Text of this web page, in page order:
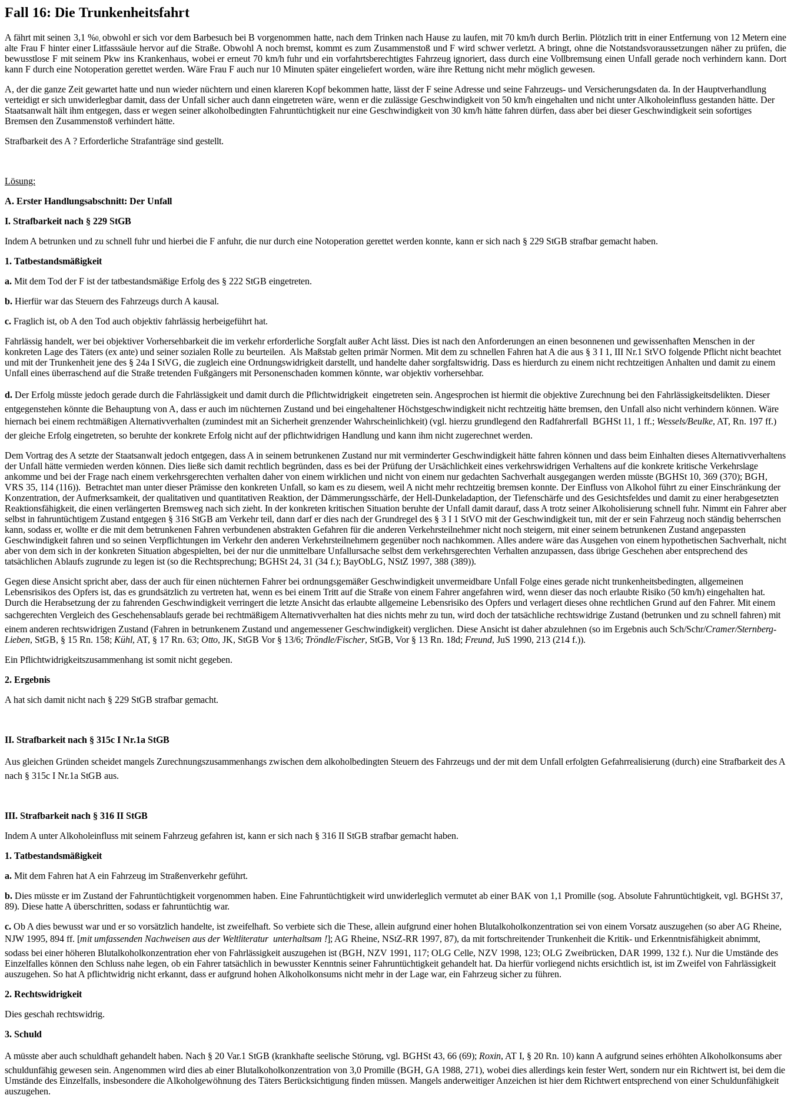
Fall 16: Die Trunkenheitsfahrt
A fährt mit seinen 3,1 %0,obwohl er sich vor dem Barbesuch bei B vorgenommen hatte, nach dem Trinken nach Hause zu laufen, mit 70 km/h durch Berlin. Plötzlich tritt in einer Entfernung von 12 Metern eine
alte Frau F hinter einer Litfasssäule hervor auf die Straße. Obwohl A noch bremst, kommt es zum Zusammenstoß und F wird schwer verletzt. A bringt, ohne die Notstandsvoraussetzungen näher zu prüfen, die
bewusstlose F mit seinem Pkw ins Krankenhaus, wobei er erneut 70 km/h fuhr und ein vorfahrtsberechtigtes Fahrzeug ignoriert, dass durch eine Vollbremsung einen Unfall gerade noch verhindern kann. Dort
kann F durch eine Notoperation gerettet werden. Wäre Frau F auch nur 10 Minuten später eingeliefert worden, wäre ihre Rettung nicht mehr möglich gewesen.
A, der die ganze Zeit gewartet hatte und nun wieder nüchtern und einen klareren Kopf bekommen hatte, lässt der F seine Adresse und seine Fahrzeugs- und Versicherungsdaten da. In der Hauptverhandlung
verteidigt er sich unwiderlegbar damit, dass der Unfall sicher auch dann eingetreten wäre, wenn er die zulässige Geschwindigkeit von 50 km/h eingehalten und nicht unter Alkoholeinfluss gestanden hätte. Der
Staatsanwalt hält ihm entgegen, dass er wegen seiner alkoholbedingten Fahruntüchtigkeit nur eine Geschwindigkeit von 30 km/h hätte fahren dürfen, dass aber bei dieser Geschwindigkeit sein sofortiges
Bremsen den Zusammenstoß verhindert hätte.
Strafbarkeit des A ? Erforderliche Strafanträge sind gestellt.
Lösung:
A. Erster Handlungsabschnitt: Der Unfall
I. Strafbarkeit nach § 229 StGB
Indem A betrunken und zu schnell fuhr und hierbei die F anfuhr, die nur durch eine Notoperation gerettet werden konnte, kann er sich nach § 229 StGB strafbar gemacht haben.
1. Tatbestandsmäßigkeit
a. Mit dem Tod der F ist der tatbestandsmäßige Erfolg des § 222 StGB eingetreten.
b. Hierfür war das Steuern des Fahrzeugs durch A kausal.
c. Fraglich ist, ob A den Tod auch objektiv fahrlässig herbeigeführt hat.
Fahrlässig handelt, wer bei objektiver Vorhersehbarkeit die im verkehr erforderliche Sorgfalt außer Acht lässt. Dies ist nach den Anforderungen an einen besonnenen und gewissenhaften Menschen in der
konkreten Lage des Täters (ex ante) und seiner sozialen Rolle zu beurteilen. Als Maßstab gelten primär Normen. Mit dem zu schnellen Fahren hat A die aus § 3 I 1, III Nr.1 StVO folgende Pflicht nicht beachtet
und mit der Trunkenheit jene des § 24a I StVG, die zugleich eine Ordnungswidrigkeit darstellt, und handelte daher sorgfaltswidrig. Dass es hierdurch zu einem nicht rechtzeitigen Anhalten und damit zu einem
Unfall eines überraschend auf die Straße tretenden Fußgängers mit Personenschaden kommen könnte, war objektiv vorhersehbar.
d. Der Erfolg müsste jedoch gerade durch die Fahrlässigkeit und damit durch die Pflichtwidrigkeit eingetreten sein. Angesprochen ist hiermit die objektive Zurechnung bei den Fahrlässigkeitsdelikten. Dieser
entgegenstehen könnte die Behauptung von A, dass er auch im nüchternen Zustand und bei eingehaltener Höchstgeschwindigkeit nicht rechtzeitig hätte bremsen, den Unfall also nicht verhindern können. Wäre
hiernach bei einem rechtmäßigen Alternativverhalten (zumindest mit an Sicherheit grenzender Wahrscheinlichkeit) (vgl. hierzu grundlegend den Radfahrerfall  BGHSt 11, 1 ff.; Wessels/Beulke, AT, Rn. 197 ff.)
der gleiche Erfolg eingetreten, so beruhte der konkrete Erfolg nicht auf der pflichtwidrigen Handlung und kann ihm nicht zugerechnet werden.
Dem Vortrag des A setzte der Staatsanwalt jedoch entgegen, dass A in seinem betrunkenen Zustand nur mit verminderter Geschwindigkeit hätte fahren können und dass beim Einhalten dieses Alternativverhaltens
der Unfall hätte vermieden werden können. Dies ließe sich damit rechtlich begründen, dass es bei der Prüfung der Ursächlichkeit eines verkehrswidrigen Verhaltens auf die konkrete kritische Verkehrslage
ankomme und bei der Frage nach einem verkehrsgerechten verhalten daher von einem wirklichen und nicht von einem nur gedachten Sachverhalt ausgegangen werden müsste (BGHSt 10, 369 (370); BGH,
VRS 35, 114 (116)). Betrachtet man unter dieser Prämisse den konkreten Unfall, so kam es zu diesem, weil A nicht mehr rechtzeitig bremsen konnte. Der Einfluss von Alkohol führt zu einer Einschränkung der
Konzentration, der Aufmerksamkeit, der qualitativen und quantitativen Reaktion, der Dämmerungsschärfe, der Hell-Dunkeladaption, der Tiefenschärfe und des Gesichtsfeldes und damit zu einer herabgesetzten
Reaktionsfähigkeit, die einen verlängerten Bremsweg nach sich zieht. In der konkreten kritischen Situation beruhte der Unfall damit darauf, dass A trotz seiner Alkoholisierung schnell fuhr. Nimmt ein Fahrer aber
selbst in fahruntüchtigem Zustand entgegen § 316 StGB am Verkehr teil, dann darf er dies nach der Grundregel des § 3 I 1 StVO mit der Geschwindigkeit tun, mit der er sein Fahrzeug noch ständig beherrschen
kann, sodass er, wollte er die mit dem betrunkenen Fahren verbundenen abstrakten Gefahren für die anderen Verkehrsteilnehmer nicht noch steigern, mit einer seinem betrunkenen Zustand angepassten
Geschwindigkeit fahren und so seinen Verpflichtungen im Verkehr den anderen Verkehrsteilnehmern gegenüber noch nachkommen. Alles andere wäre das Ausgehen von einem hypothetischen Sachverhalt, nicht
aber von dem sich in der konkreten Situation abgespielten, bei der nur die unmittelbare Unfallursache selbst dem verkehrsgerechten Verhalten anzupassen, dass übrige Geschehen aber entsprechend des
tatsächlichen Ablaufs zugrunde zu legen ist (so die Rechtsprechung; BGHSt 24, 31 (34 f.); BayObLG, NStZ 1997, 388 (389)).
Gegen diese Ansicht spricht aber, dass der auch für einen nüchternen Fahrer bei ordnungsgemäßer Geschwindigkeit unvermeidbare Unfall Folge eines gerade nicht trunkenheitsbedingten, allgemeinen
Lebensrisikos des Opfers ist, das es grundsätzlich zu vertreten hat, wenn es bei einem Tritt auf die Straße von einem Fahrer angefahren wird, wenn dieser das noch erlaubte Risiko (50 km/h) eingehalten hat.
Durch die Herabsetzung der zu fahrenden Geschwindigkeit verringert die letzte Ansicht das erlaubte allgemeine Lebensrisiko des Opfers und verlagert dieses ohne rechtlichen Grund auf den Fahrer. Mit einem
sachgerechten Vergleich des Geschehensablaufs gerade bei rechtmäßigem Alternativverhalten hat dies nichts mehr zu tun, wird doch der tatsächliche rechtswidrige Zustand (betrunken und zu schnell fahren) mit
einem anderen rechtswidrigen Zustand (Fahren in betrunkenem Zustand und angemessener Geschwindigkeit) verglichen. Diese Ansicht ist daher abzulehnen (so im Ergebnis auch Sch/Schr/Cramer/Sternberg-
Lieben, StGB, § 15 Rn. 158; Kühl, AT, § 17 Rn. 63; Otto, JK, StGB Vor § 13/6; Tröndle/Fischer, StGB, Vor § 13 Rn. 18d; Freund, JuS 1990, 213 (214 f.)).
Ein Pflichtwidrigkeitszusammenhang ist somit nicht gegeben.
2. Ergebnis
A hat sich damit nicht nach § 229 StGB strafbar gemacht.
II. Strafbarkeit nach § 315c I Nr.1a StGB
Aus gleichen Gründen scheidet mangels Zurechnungszusammenhangs zwischen dem alkoholbedingten Steuern des Fahrzeugs und der mit dem Unfall erfolgten Gefahrrealisierung (durch) eine Strafbarkeit des A
nach § 315c I Nr.1a StGB aus.
III. Strafbarkeit nach § 316 II StGB
Indem A unter Alkoholeinfluss mit seinem Fahrzeug gefahren ist, kann er sich nach § 316 II StGB strafbar gemacht haben.
1. Tatbestandsmäßigkeit
a. Mit dem Fahren hat A ein Fahrzeug im Straßenverkehr geführt.
b. Dies müsste er im Zustand der Fahruntüchtigkeit vorgenommen haben. Eine Fahruntüchtigkeit wird unwiderleglich vermutet ab einer BAK von 1,1 Promille (sog. Absolute Fahruntüchtigkeit, vgl. BGHSt 37,
89). Diese hatte A überschritten, sodass er fahruntüchtig war.
c. Ob A dies bewusst war und er so vorsätzlich handelte, ist zweifelhaft. So verbiete sich die These, allein aufgrund einer hohen Blutalkoholkonzentration sei von einem Vorsatz auszugehen (so aber AG Rheine,
NJW 1995, 894 ff. [mit umfassenden Nachweisen aus der Weltliteratur  unterhaltsam !]; AG Rheine, NStZ-RR 1997, 87), da mit fortschreitender Trunkenheit die Kritik- und Erkenntnisfähigkeit abnimmt,
sodass bei einer höheren Blutalkoholkonzentration eher von Fahrlässigkeit auszugehen ist (BGH, NZV 1991, 117; OLG Celle, NZV 1998, 123; OLG Zweibrücken, DAR 1999, 132 f.). Nur die Umstände des
Einzelfalles können den Schluss nahe legen, ob ein Fahrer tatsächlich in bewusster Kenntnis seiner Fahruntüchtigkeit gehandelt hat. Da hierfür vorliegend nichts ersichtlich ist, ist im Zweifel von Fahrlässigkeit
auszugehen. So hat A pflichtwidrig nicht erkannt, dass er aufgrund hohen Alkoholkonsums nicht mehr in der Lage war, ein Fahrzeug sicher zu führen.
2. Rechtswidrigkeit
Dies geschah rechtswidrig.
3. Schuld
A müsste aber auch schuldhaft gehandelt haben. Nach § 20 Var.1 StGB (krankhafte seelische Störung, vgl. BGHSt 43, 66 (69); Roxin, AT I, § 20 Rn. 10) kann A aufgrund seines erhöhten Alkoholkonsums aber
schuldunfähig gewesen sein. Angenommen wird dies ab einer Blutalkoholkonzentration von 3,0 Promille (BGH, GA 1988, 271), wobei dies allerdings kein fester Wert, sondern nur ein Richtwert ist, bei dem die
Umstände des Einzelfalls, insbesondere die Alkoholgewöhnung des Täters Berücksichtigung finden müssen. Mangels anderweitiger Anzeichen ist hier dem Richtwert entsprechend von einer Schuldunfähigkeit
auszugehen.